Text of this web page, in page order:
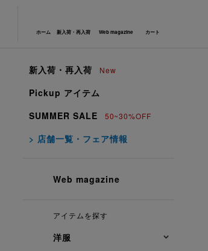
ホーム 新入荷・再入荷 Web magazine カート
新入荷・再入荷 New
Pickup アイテム
SUMMER SALE
50~30%OFF
> 店舗一覧・フェア情報
Web magazine
アイテムを探す
洋服